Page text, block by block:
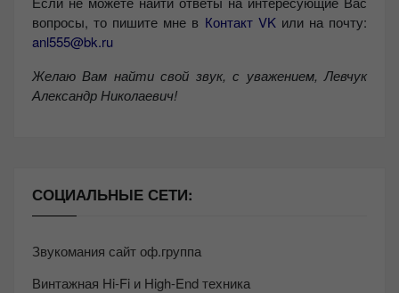
вопросы, то пишите мне в Контакт VKили на почту:
anl555@bk.ru
Желаю Вам найти свой звук, с уважением, Левчук
Александр Николаевич!
СОЦИАЛЬНЫЕ СЕТИ:
Звукомания сайт оф.группа
Винтажная Hi-Fi и High-End техника